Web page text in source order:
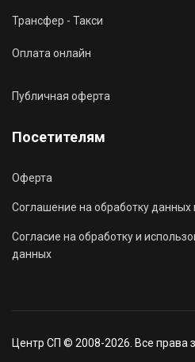
Трансфер - Такси
Оплата онлайн
Публичная оферта
Посетителям
Оферта
Соглашение на обработку данных
Согласие на обработку и
данных
Центр СП © 2008-2026. Все права